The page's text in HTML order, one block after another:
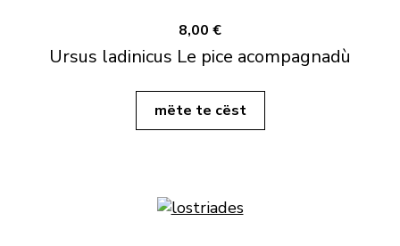
8,00 €
Ursus ladinicus Le pice acompagnadù
mëte te cëst